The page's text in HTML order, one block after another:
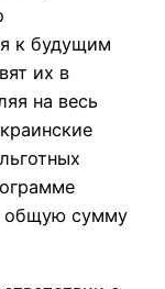
к будущим
их в
на весь
общую сумму